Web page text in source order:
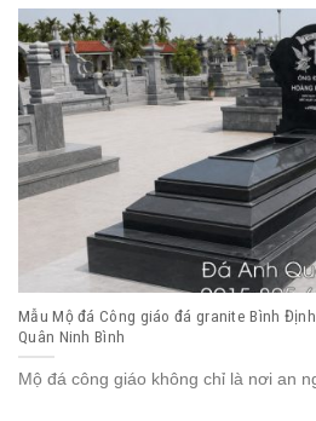
Mẫu Mộ đá Công giáo đá granite Bình
Quân Ninh Bình
Mộ đá công giáo không chỉ là nơi an